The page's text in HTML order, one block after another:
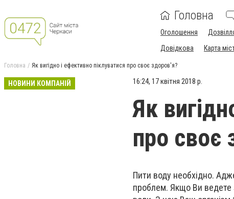
Головна
Оголошення
Довідкова
Карта
Головна Як вигідно і ефективно піклуватися про своє здоров'я?
НОВИНИ КОМПАНІЙ 16:24, 17 квітня 2018 р.
Як
про своє
Пити воду необхідно.
проблем. Якщо Ви ведете